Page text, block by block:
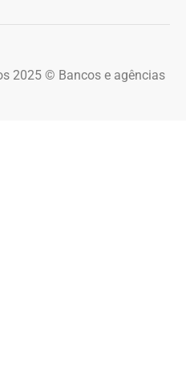
2025 © Bancos e agências